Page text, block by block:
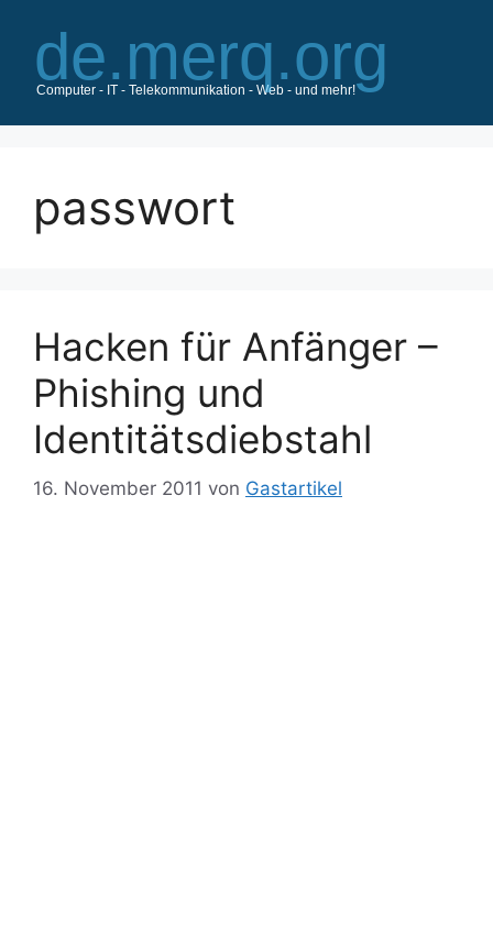
Inhalt
springen
passwort
Hacken für Anfänger –
Phishing und
Identitätsdiebstahl
16. November 2011 von Gastartikel